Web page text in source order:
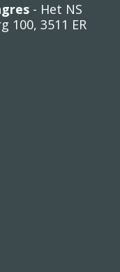
- Het NS
100, 3511 ER